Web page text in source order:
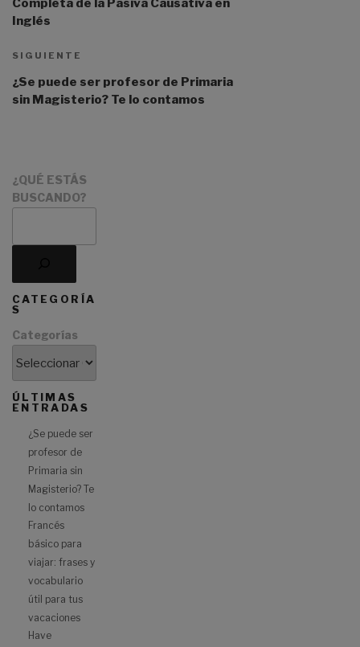
a
i
e
:
Completa de la Pasiva Causativa en
Inglés
SIGUIENTE
¿Se puede ser profesor de Primaria
sin Magisterio? Te lo contamos
¿QUÉ ESTÁS
BUSCANDO?
CATEGORÍA
S
Categorías
ÚLTIMAS
ENTRADAS
¿Se puede ser
profesor de
Primaria sin
Magisterio? Te
lo contamos
Francés
básico para
viajar: frases y
vocabulario
útil para tus
vacaciones
Have